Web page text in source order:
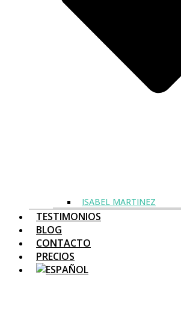
ISABEL MARTINEZ
TESTIMONIOS
BLOG
CONTACTO
PRECIOS